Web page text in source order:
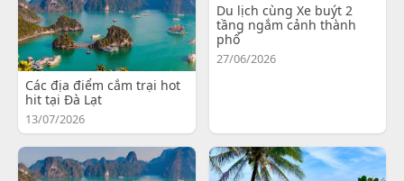
Các địa điểm cắm trại hot
hit tại Đà Lạt
13/07/2026
Du lịch cùng Xe buýt 2
tầng ngắm cảnh thành
phố
27/06/2026